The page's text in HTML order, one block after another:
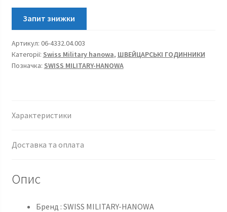
Артикул: 06-4332.04.003
Категорії: Swiss Military hanowa, ШВЕЙЦАРСЬКІ ГОДИННИКИ
Позначка: SWISS MILITARY-HANOWA
Характеристики
Доставка та оплата
Опис
Бренд : SWISS MILITARY-HANOWA